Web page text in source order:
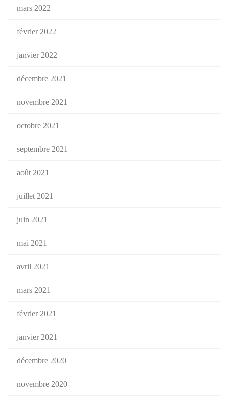
mars 2022
février 2022
janvier 2022
décembre 2021
novembre 2021
octobre 2021
septembre 2021
août 2021
juillet 2021
juin 2021
mai 2021
avril 2021
mars 2021
février 2021
janvier 2021
décembre 2020
novembre 2020